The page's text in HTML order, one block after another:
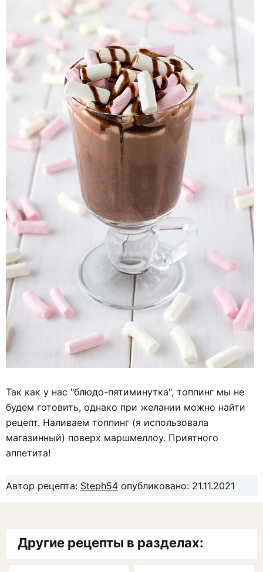
Так как у нас "блюдо-пятиминутка", топпинг мы не
будем готовить, однако при желании можно найти
рецепт. Наливаем топпинг (я использовала
магазинный) поверх маршмеллоу. Приятного
аппетита!
Автор рецепта: Steph54 опубликовано: 21.11.2021
Другие рецепты в разделах: